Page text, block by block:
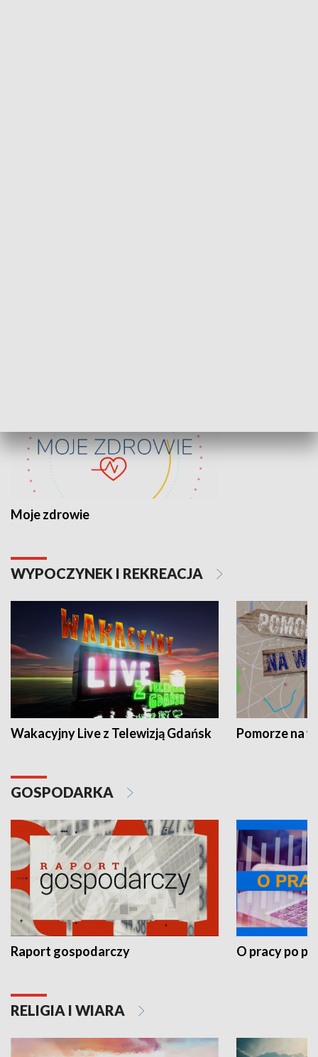
Moje zdrowie
WYPOCZYNEK I REKREACJA
Wakacyjny Live z Telewizją Gdańsk Pomorze na
GOSPODARKA
Raport gospodarczy O pracy po
RELIGIA I WIARA